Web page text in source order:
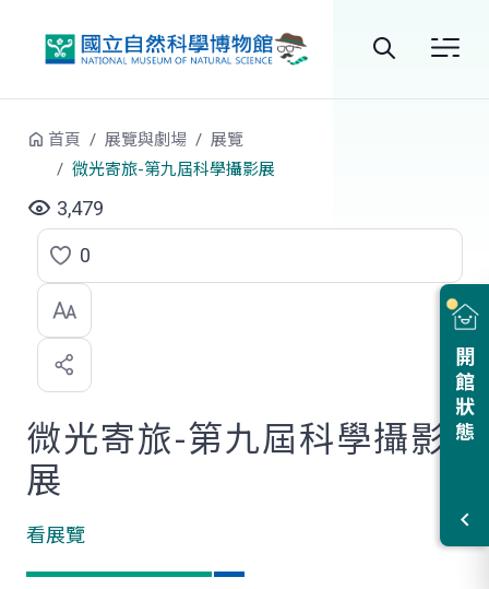
開館狀態
首頁 展覽與劇場
展覽
微光寄旅-第九屆科學攝影展
3,479
點
選
喜
歡
0
微光寄旅-第九屆科學攝影
展
看展覽